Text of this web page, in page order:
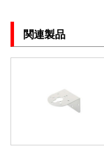
関連製品